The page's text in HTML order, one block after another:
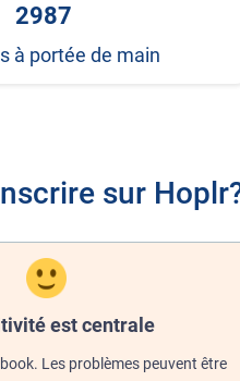
2987
à portée de main
sur
est centrale
Les problèmes peuvent être